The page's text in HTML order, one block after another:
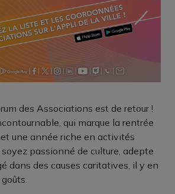
des Associations est de retour !
qui marque la rentrée
une année riche en activités
passionné de culture, adepte
dans des causes caritatives, il y en